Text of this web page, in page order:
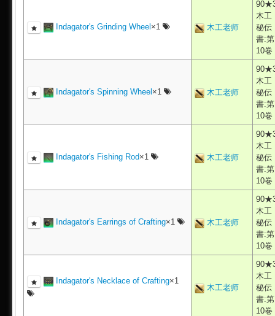
Indagator's Grinding Wheel ×1 木工老师
木工
秘伝
書:第
10巻
Indagator's Spinning Wheel ×1 木工老师
木工
秘伝
書:第
10巻
Indagator's Fishing Rod×1 木工老师
木工
秘伝
書:第
10巻
Indagator's Earrings of Crafting×1 木工老师
木工
秘伝
書:第
10巻
Indagator's Necklace of Crafting×1
木工老师
木工
秘伝
書:第
10巻